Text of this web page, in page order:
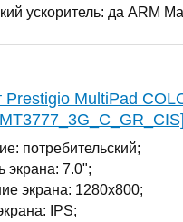
ускоритель: да ARM
MultiPad
потребительский;
экрана: 7.0";
экрана: 1280x800;
IPS;